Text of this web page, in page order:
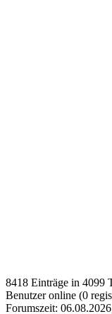
8418 Einträge in 4099
Benutzer online (0
Forumszeit: